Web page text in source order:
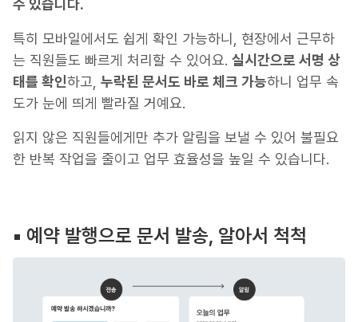
수 있습니다.
특히 모바일에서도 쉽게 확인 가능하니, 현장에서 근무하
는 직원들도 빠르게 처리할 수 있어요. 실시간으로 서명 상
태를 확인하고, 누락된 문서도 바로 체크 가능하니 업무 속
도가 눈에 띄게 빨라질 거예요.
읽지 않은 직원들에게만 추가 알림을 보낼 수 있어 불필요
한 반복 작업을 줄이고 업무 효율성을 높일 수 있습니다.
▪️ 예약 발행으로 문서 발송, 알아서 척척